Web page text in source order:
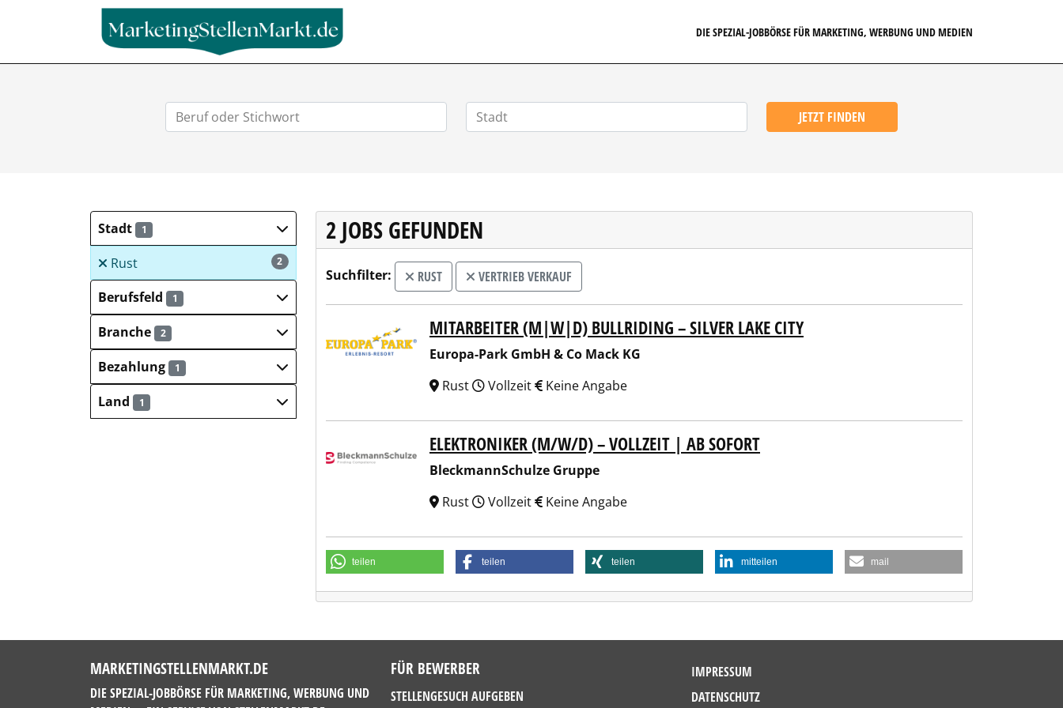
DIE SPEZIAL-JOBBÖRSE FÜR MARKETING, WERBUNG UND MEDIEN
JETZT FINDEN
Stadt 1
2
Rust
Berufsfeld
1
Branche 2
Bezahlung 1
Land 1
2 JOBS GEFUNDEN
Suchfilter: RUST VERTRIEB VERKAUF
Europa-Park GmbH & Co Mack KGMITARBEITER (M|W|D) BULLRIDING – SILVER LAKE CITY
Europa-Park GmbH & Co Mack KG
Rust
Vollzeit Keine Angabe
BleckmannSchulze GruppeELEKTRONIKER (M/W/D) – VOLLZEIT | AB SOFORT
BleckmannSchulze Gruppe
Rust
Vollzeit Keine Angabe
teilen teilen teilen mitteilen mail
MARKETINGSTELLENMARKT.DE
DIE SPEZIAL-JOBBÖRSE FÜR MARKETING, WERBUNG UND
FÜR BEWERBER
STELLENGESUCH AUFGEBEN
IMPRESSUM
DATENSCHUTZ